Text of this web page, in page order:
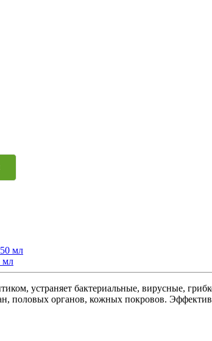
мл
устраняет бактериальные, вирусные,
половых органов, кожных покровов.